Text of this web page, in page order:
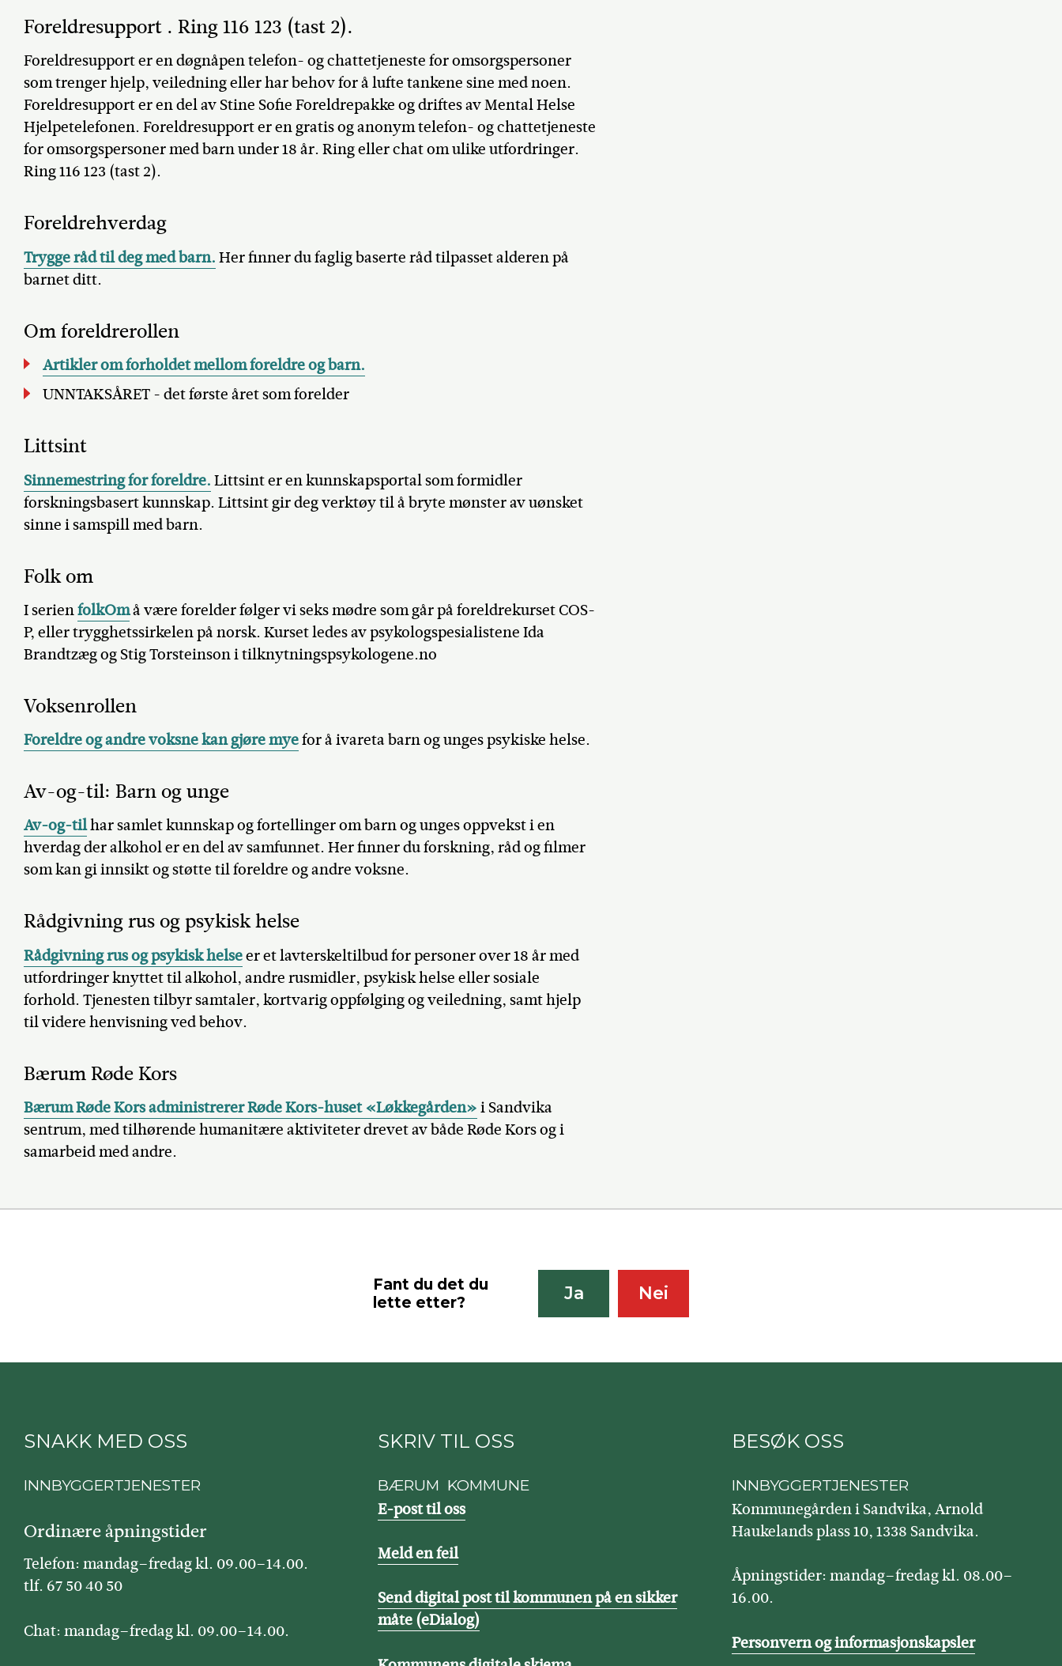
Foreldresupport . Ring 116 123 (tast 2).
Foreldresupport er en døgnåpen telefon- og chattetjeneste for omsorgspersoner
som trenger hjelp, veiledning eller har behov for å lufte tankene sine med noen.
Foreldresupport er en del av Stine Sofie Foreldrepakke og driftes av Mental Helse
Hjelpetelefonen. Foreldresupport er en gratis og anonym telefon- og chattetjeneste
for omsorgspersoner med barn under 18 år. Ring eller chat om ulike utfordringer.
Ring 116 123 (tast 2).
Foreldrehverdag
Trygge råd til deg med barn.Her finner du faglig baserte råd tilpasset alderen på
barnet ditt.
Om foreldrerollen
Artikler om forholdet mellom foreldre og barn.
UNNTAKSÅRET - det første året som forelder
Littsint
Sinnemestring for foreldre.Littsint er en kunnskapsportal som formidler
forskningsbasert kunnskap. Littsint gir deg verktøy til å bryte mønster av uønsket
sinne i samspill med barn.
Folk om
I serienfolkOmå være forelder følger vi seks mødre som går på foreldrekurset COS-
P, eller trygghetssirkelen på norsk. Kurset ledes av psykologspesialistene Ida
Brandtzæg og Stig Torsteinson i tilknytningspsykologene.no
Voksenrollen
Foreldre og andre voksne kan gjøre myefor å ivareta barn og unges psykiske helse.
Av-og-til: Barn og unge
Av-og-tilhar samlet kunnskap og fortellinger om barn og unges oppvekst i en
hverdag der alkohol er en del av samfunnet. Her finner du forskning, råd og filmer
som kan gi innsikt og støtte til foreldre og andre voksne.
Rådgivning rus og psykisk helse
Rådgivning rus og psykisk helseer et lavterskeltilbud for personer over 18 år med
utfordringer knyttet til alkohol, andre rusmidler, psykisk helse eller sosiale
forhold. Tjenesten tilbyr samtaler, kortvarig oppfølging og veiledning, samt hjelp
til videre henvisning ved behov.
Bærum Røde Kors
Bærum Røde Kors administrerer Røde Kors-huset «Løkkegården»i Sandvika
sentrum, med tilhørende humanitære aktiviteter drevet av både Røde Kors og i
samarbeid med andre.
Fant du det du
lette etter?
Ja Nei
SNAKK MED OSS
INNBYGGERTJENESTER
Ordinære åpningstider
Telefon: mandag–fredag kl. 09.00–14.00.
tlf. 67 50 40 50
Chat: mandag–fredag kl. 09.00–14.00.
SKRIV TIL OSS
BÆRUM KOMMUNE
E-post til oss
Meld en feil
Send digital post til kommunen på en sikker
måte (eDialog)
BESØK OSS
INNBYGGERTJENESTER
Kommunegården i Sandvika, Arnold
Haukelands plass 10, 1338 Sandvika.
Åpningstider: mandag–fredag kl. 08.00–
16.00.
Personvern og informasjonskapsler